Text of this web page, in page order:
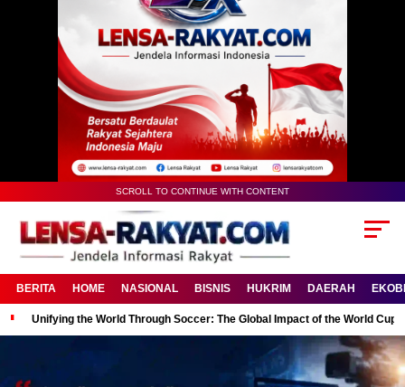
SCROLL TO CONTINUE WITH CONTENT
BERITA HOME NASIONAL BISNIS HUKRIM DAERAH
Unifying the World Through Soccer: The Global Impact of the World Cup